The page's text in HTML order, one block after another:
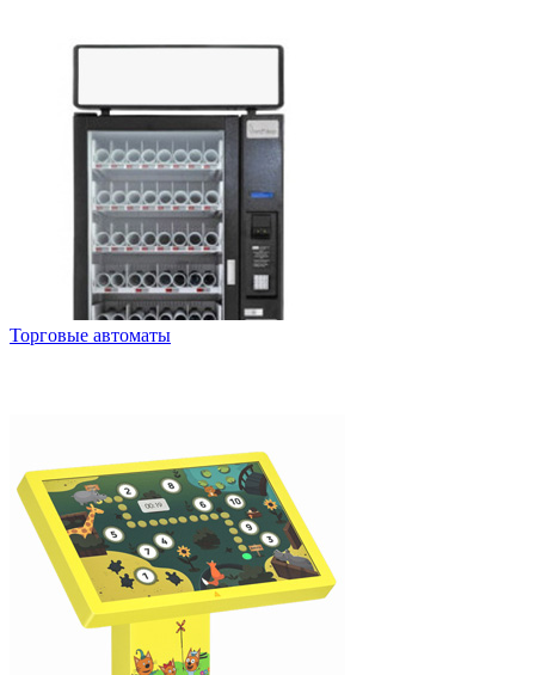
Торговые автоматы